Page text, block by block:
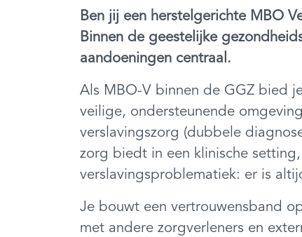
Ben jij een herstelgerichte MBO
Binnen de geestelijke
aandoeningen centraal.
Als MBO-V binnen de GGZ bied
veilige, ondersteunende
verslavingszorg (dubbele
zorg biedt in een klinische
verslavingsproblematiek: er is
Je bouwt een vertrouwensband
met andere zorgverleners en